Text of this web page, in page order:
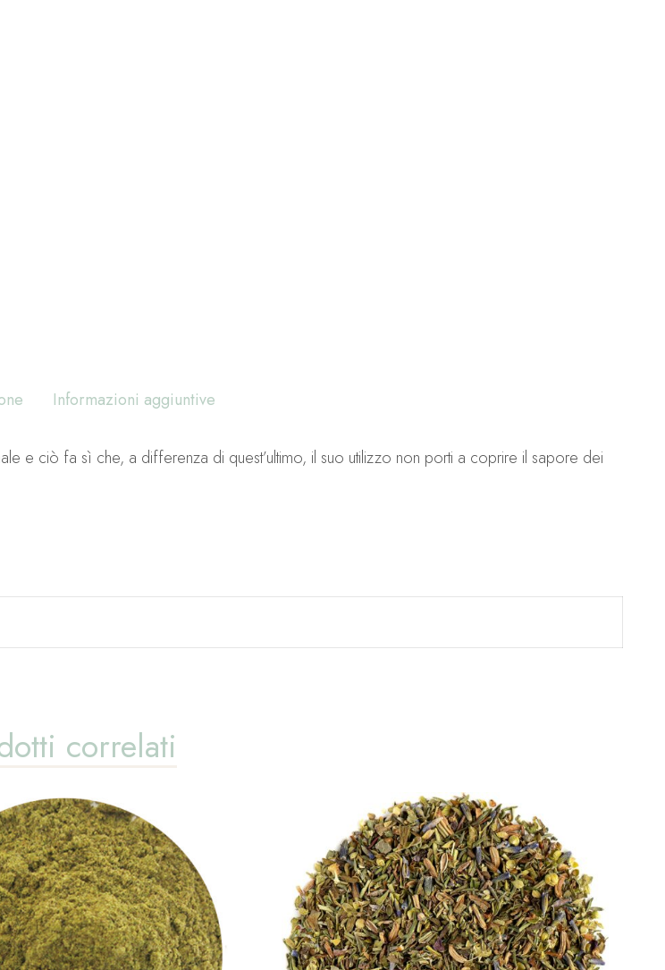
Informazioni aggiuntive
e ciò fa sì che, a differenza di quest’ultimo, il suo utilizzo non porti a coprire il sapore dei
correlati